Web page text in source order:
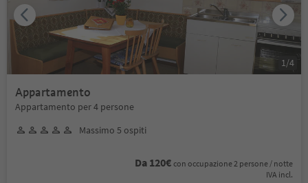
Appartamento
Appartamento per 4 persone
Massimo 5 ospiti
Da 120€ con occupazione 2 persone / notte
IVA incl.
1 /4